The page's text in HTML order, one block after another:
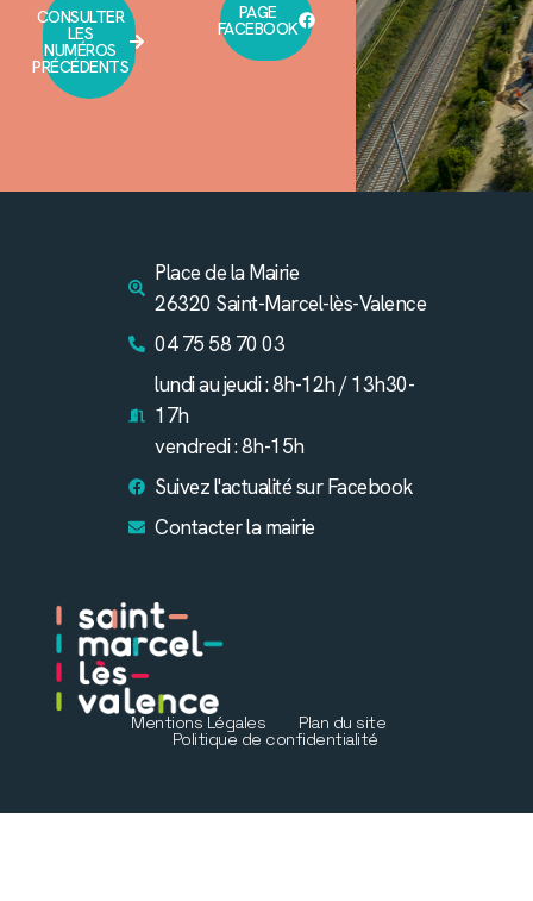
CONSULTER
LES
NUMÉROS
PRÉCÉDENTS
PAGE
FACEBOOK
Mentions Légales Plan du site
Politique de confidentialité
Place de la Mairie
26320 Saint-Marcel-lès-Valence
04 75 58 70 03
lundi au jeudi : 8h-12h / 13h30-
17h
vendredi : 8h-15h
Suivez l'actualité sur Facebook
Contacter la mairie